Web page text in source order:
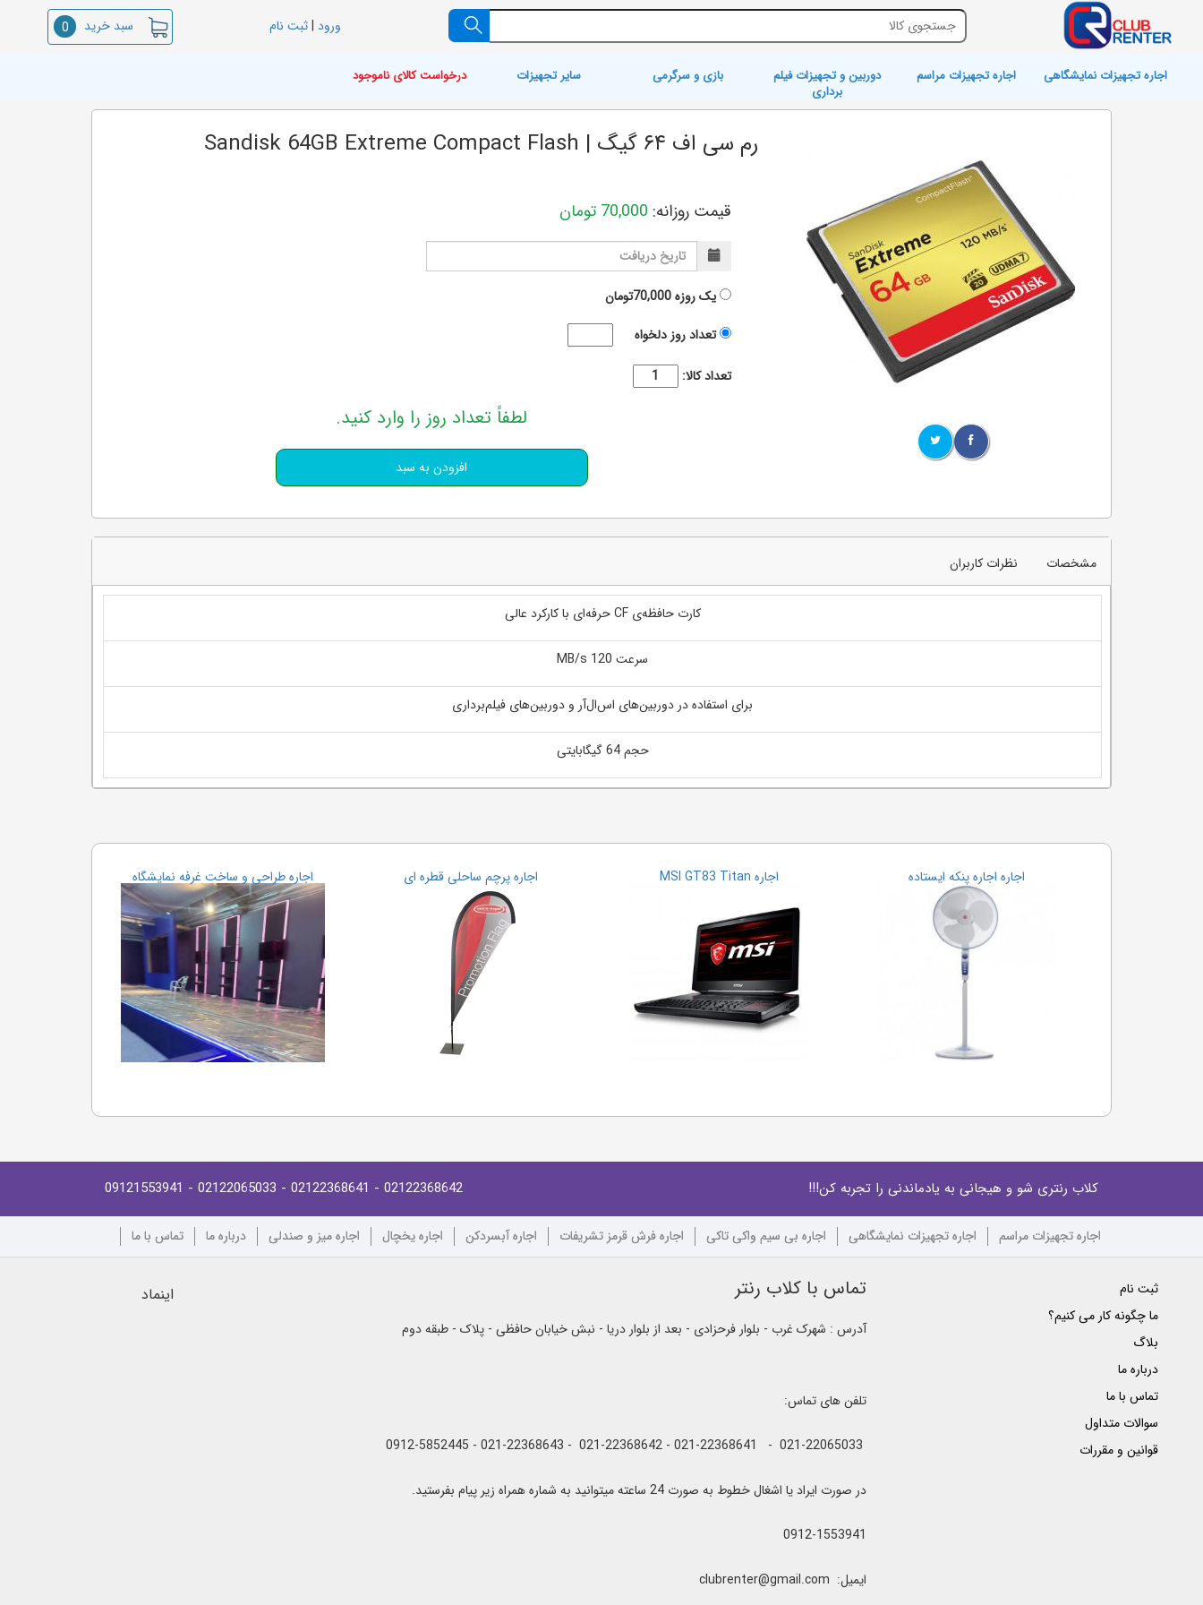
ورود |ثبت نام سبد خرید 0
اجاره تجهیزات نمایشگاهی اجاره تجهیزات مراسم
دوربین و تجهیزات فیلم
برداری
بازی و سرگرمی سایر تجهیزات درخواست کالای ناموجود
رم سی اف ۶۴ گیگ | Sandisk 64GB Extreme Compact Flash
قیمت روزانه: 70,000 تومان
یک روزه70,000تومان
تعداد روز دلخواه
تعداد کالا:
لطفاً تعداد روز را وارد کنید.
مشخصات نظرات کاربران
کارت حافظه‌ی CF حرفه‌ای با کارکرد عالی
سرعت MB/s 120
برای استفاده در دوربین‌های اس‌ال‌آر و دوربین‌های فیلم‌برداری
حجم 64 گیگابایتی
اجاره اجاره پنکه ایستاده اجاره MSI GT83 Titan اجاره پرچم ساحلی قطره ای اجاره طراحی و ساخت غرفه نمایشگاه
کلاب رنتری شو و هیجانی به یادماندنی را تجربه کن!!! 02122368642
- 02122368641
- 02122065033
- 09121553941
اجاره تجهیزات مراسم اجاره تجهیزات نمایشگاهی اجاره بی سیم واکی تاکی اجاره فرش قرمز تشریفات اجاره آبسردکن اجاره یخچال اجاره میز و صندلی درباره ما تماس با ما
ثبت نام
ما چگونه کار می کنیم؟
بلاگ
درباره ما
تماس با ما
سوالات متداول
قوانین و مقررات
تماس با کلاب رنتر
آدرس : شهرک غرب - بلوار فرحزادی - بعد از بلوار دریا - نبش خیابان حافظی - پلاک - طبقه دوم
تلفن های تماس:
در صورت ایراد یا اشغال خطوط به صورت 24 ساعته میتوانید به شماره همراه زیر پیام بفرستید.
0912-1553941
ایمیل: clubrenter@gmail.com
اینماد